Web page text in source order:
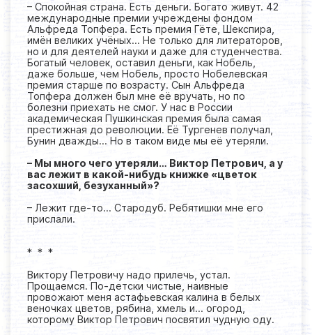
– Спокойная страна. Есть деньги. Богато живут. 42
международные премии учреждены фондом
Альфреда Топфера. Есть премия Гёте, Шекспира,
имён великих учёных… Не только для литераторов,
но и для деятелей науки и даже для студенчества.
Богатый человек, оставил деньги, как Нобель,
даже больше, чем Нобель, просто Нобелевская
премия старше по возрасту. Сын Альфреда
Топфера должен был мне её вручать, но по
болезни приехать не смог. У нас в России
академическая Пушкинская премия была самая
престижная до революции. Её Тургенев получал,
Бунин дважды… Но в таком виде мы её утеряли.
– Мы много чего утеряли… Виктор Петрович, а у
вас лежит в какой-нибудь книжке «цветок
засохший, безуханный»?
– Лежит где-то… Стародуб. Ребятишки мне его
прислали.
* * *
Виктору Петровичу надо прилечь, устал.
Прощаемся. По-детски чистые, наивные
провожают меня астафьевская калина в белых
веночках цветов, рябина, хмель и… огород,
которому Виктор Петрович посвятил чудную оду.